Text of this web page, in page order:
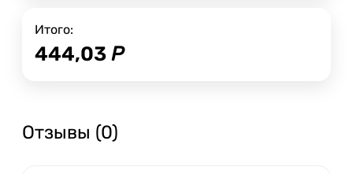
Итого:
444,03 Р
Отзывы (0)